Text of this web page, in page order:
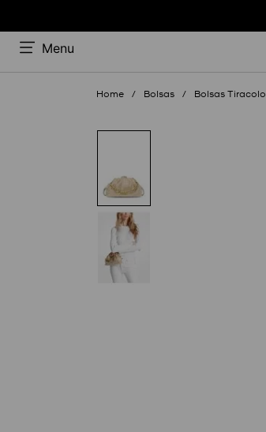
Menu
Bolsas Bolsas Tiracolo